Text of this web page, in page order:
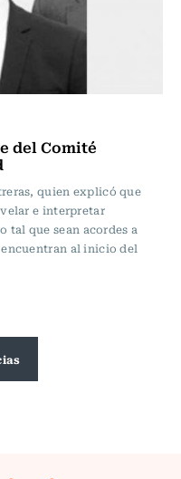
del Comité
quien explicó que
e interpretar
tal que sean acordes a
al inicio del